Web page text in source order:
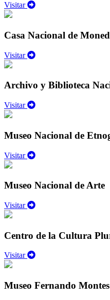
Visitar
Casa Nacional de
Visitar
Archivo y Biblioteca
Visitar
Museo Nacional de
Visitar
Museo Nacional de Arte
Visitar
Centro de la Cultura
Visitar
Museo Fernando Montes